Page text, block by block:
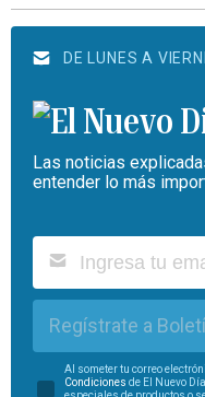
DE LUNES A
Las noticias
entender lo más
Regístrate a
Al someter tu correo
Condiciones de El Nuevo